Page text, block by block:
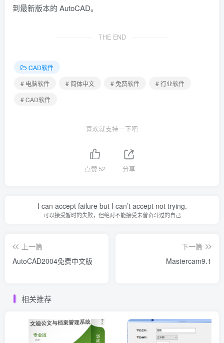
到最新版本的 AutoCAD。
THE END
CAD软件
# 电脑软件
# 简体中文 # 免费软件
# 行业软件
# CAD软件
喜欢就支持一下吧
点赞 52 分享
I can accept failure but I can’t accept not trying.
可以接受暂时的失败，但绝对不能接受未曾奋斗过的自己
上一篇
AutoCAD2004免费中文版
下一篇
Mastercam9.1
相关推荐